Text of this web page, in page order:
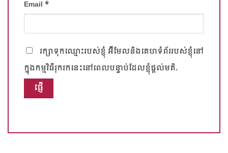
Email *
រក្សាទុកឈ្មោះរបស់​ខ្ញុំ អ៊ីមែលនិងគេហទំព័ររបស់ខ្ញុំនៅ
ក្នុងកម្មវិធីរុករកនេះនៅពេលបន្ទាប់ដែលខ្ញុំផ្តល់មតិ.